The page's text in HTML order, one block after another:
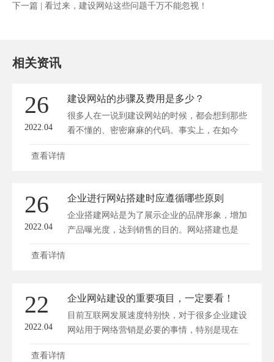
下一篇 | 看过来，建设网站这些问题千万不能忽视！
相关资讯
26
2022.04
建设网站的步骤及费用是多少？
很多人在一说到建设网站的时候，都会想到那些
看不懂的、密密麻麻的代码。事实上，在如今
这...
查看详情
26
2022.04
企业进行网站搭建时应遵循哪些原则
企业搭建网站是为了展示企业的品牌形象，增加
产品曝光度，达到销售的目的。网站搭建也是
为...
查看详情
22
2022.04
企业网站建设的重要项目，一定要看！
目前互联网发展速度特别快，对于很多企业建设
网站用于网络营销是必要的事情，特别是现在
的...
查看详情